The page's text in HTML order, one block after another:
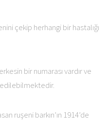
çekip herhangi bir hastalığı
bir numarası vardır ve
ruşeni barkın’ın 1914’de